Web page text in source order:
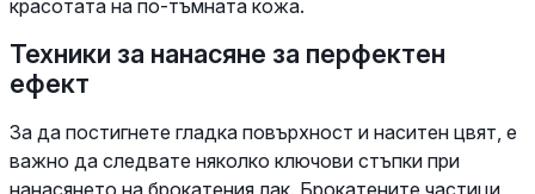
красотата на по-тъмната кожа.
Техники за нанасяне за перфектен
ефект
За да постигнете гладка повърхност и наситен цвят, е
важно да следвате няколко ключови стъпки при
нанасянето на брокатения лак. Брокатените частици